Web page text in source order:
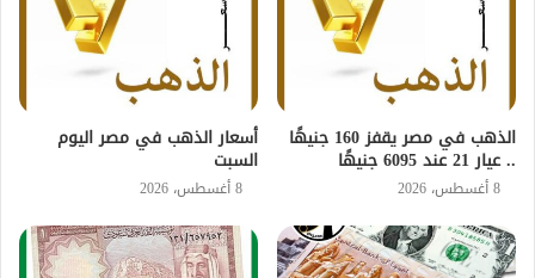
الذهب في مصر يقفز 160 جنيهًا
.. عيار 21 عند 6095 جنيهًا
8 أغسطس، 2026
أسعار الذهب في مصر اليوم
السبت
8 أغسطس، 2026